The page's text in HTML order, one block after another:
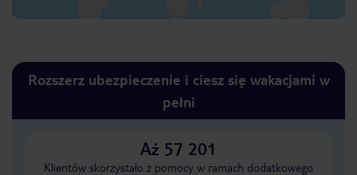
Rozszerz ubezpieczenie i ciesz się wakacjami w
pełni
Aż 57 201
Klientów skorzystało z pomocy w ramach dodatkowego